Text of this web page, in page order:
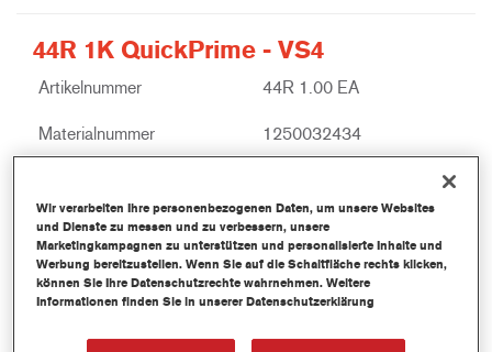
44R 1K QuickPrime - VS4
Artikelnummer 44R 1.00 EA
Materialnummer 1250032434
Wir verarbeiten Ihre personenbezogenen Daten, um unsere Websites
und Dienste zu messen und zu verbessern, unsere
Marketingkampagnen zu unterstützen und personalisierte Inhalte und
Werbung bereitzustellen. Wenn Sie auf die Schaltfläche rechts klicken,
können Sie Ihre Datenschutzrechte wahrnehmen. Weitere
Informationen finden Sie in unserer Datenschutzerklärung